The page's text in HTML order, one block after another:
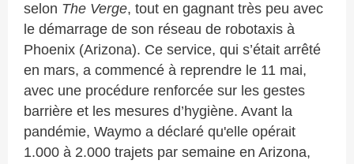
selon The Verge, tout en gagnant très peu avec
le démarrage de son réseau de robotaxis à
Phoenix (Arizona). Ce service, qui s’était arrêté
en mars, a commencé à reprendre le 11 mai,
avec une procédure renforcée sur les gestes
barrière et les mesures d’hygiène. Avant la
pandémie, Waymo a déclaré qu'elle opérait
1.000 à 2.000 trajets par semaine en Arizona,